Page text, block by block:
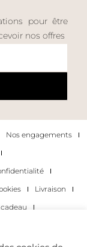
pour être
nos offres
Nos engagements
Livraison
Pour les particuliers